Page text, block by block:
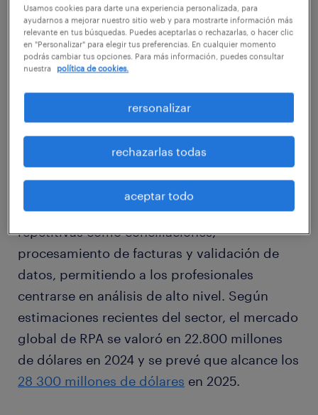
estrategia
La IA en finanzas se ha convertido en un
inteligencia artificial y la automatización han
dejado de ser herramientas para ahorrar
costes. Hoy en día, son fundamentales para
que los equipos financieros creen valor
estratégico. La automatización robótica de
procesos (RPA) está asumiendo tareas
repetitivas como conciliaciones,
procesamiento de facturas y validación de
datos, permitiendo a los profesionales
centrarse en análisis de alto nivel. Según
estimaciones recientes del sector, el mercado
global de RPA se valoró en 22.800 millones
de dólares en 2024 y se prevé que alcance los
28 300 millones de dólares en 2025.
Usamos cookies para darte una experiencia personalizada, para
ayudarnos a mejorar nuestro sitio web y para mostrarte información más
relevante en tus búsquedas. Puedes aceptarlas o rechazarlas, o hacer clic
en "Personalizar" para elegir tus preferencias. En cualquier momento
podrás cambiar tus opciones. Para más información, puedes consultar
nuestra
política de cookies.
rersonalizar
rechazarlas todas
aceptar todo